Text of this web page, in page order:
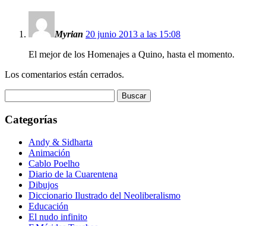
Myrian 20 junio 2013 a las 15:08
El mejor de los Homenajes a Quino, hasta el momento.
Los comentarios están cerrados.
Categorías
Andy & Sidharta
Animación
Cablo Poelho
Diario de la Cuarentena
Dibujos
Diccionario Ilustrado del Neoliberalismo
Educación
El nudo infinito